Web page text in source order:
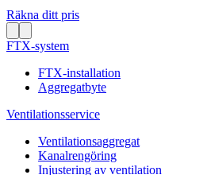
Räkna ditt pris
FTX-system
FTX-installation
Aggregatbyte
Ventilationsservice
Ventilationsaggregat
Kanalrengöring
Injustering av ventilation